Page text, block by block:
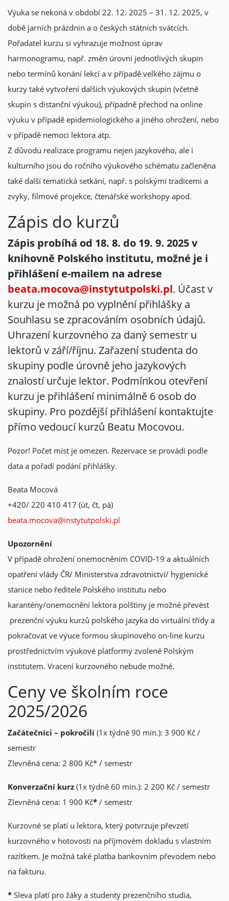
Výuka se nekoná v období 22. 12. 2025 – 31. 12. 2025, v
době jarních prázdnin a o českých státních svátcích.
Pořadatel kurzu si vyhrazuje možnost úprav
harmonogramu, např. změn úrovní jednotlivých skupin
nebo termínů konání lekcí a v případě velkého zájmu o
kurzy také vytvoření dalších výukových skupin (včetně
skupin s distanční výukou), případně přechod na online
výuku v případě epidemiologického a jiného ohrožení, nebo
v případě nemoci lektora atp.
Z důvodu realizace programu nejen jazykového, ale i
kulturního jsou do ročního výukového schématu začleněna
také další tematická setkání, např. s polskými tradicemi a
zvyky, filmové projekce, čtenářské workshopy apod.
Zápis do kurzů
Zápis probíhá od 18. 8. do 19. 9. 2025v
knihovně Polského institutu, možné je i
přihlášení e-mailem na adrese
beata.mocova@instytutpolski.pl. Účast v
kurzu je možná po vyplnění přihlášky a
Souhlasu se zpracováním osobních údajů.
Uhrazení kurzovného za daný semestr u
lektorů v září/říjnu. Zařazení studenta do
skupiny podle úrovně jeho jazykových
znalostí určuje lektor. Podmínkou otevření
kurzu je přihlášení minimálně 6 osob do
skupiny. Pro pozdější přihlášení kontaktujte
přímo vedoucí kurzů Beatu Mocovou.
Pozor! Počet míst je omezen. Rezervace se provádí podle
data a pořadí podání přihlášky.
Beata Mocová
+420/ 220 410 417 (út, čt, pá)
beata.mocova@instytutpolski.pl
Upozornění
V případě ohrožení onemocněním COVID-19 a aktuálních
opatření vlády ČR/ Ministerstva zdravotnictví/ hygienické
stanice nebo ředitele Polského institutu nebo
karantény/onemocnění lektora polštiny je možné převést
prezenční výuku kurzů polského jazyka do virtuální třídy a
pokračovat ve výuce formou skupinového on-line kurzu
prostřednictvím výukové platformy zvolené Polským
institutem. Vracení kurzovného nebude možné.
Ceny ve školním roce
2025/2026
Začátečníci – pokročilí (1x týdně 90 min.): 3 900 Kč /
semestr
Zlevněná cena: 2 800 Kč* / semestr
Konverzační kurz (1x týdně 60 min.): 2 200 Kč / semestr
Zlevněná cena: 1 900 Kč* / semestr
Kurzovné se platí u lektora, který potvrzuje převzetí
kurzovného v hotovosti na příjmovém dokladu s vlastním
razítkem. Je možná také platba bankovním převodem nebo
na fakturu.
* Sleva platí pro žáky a studenty prezenčního studia,